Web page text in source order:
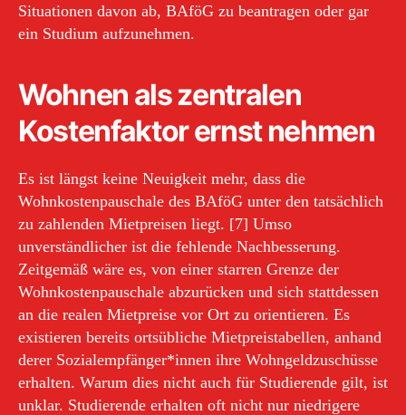
Situationen davon ab, BAföG zu beantragen oder gar
ein Studium aufzunehmen.
Wohnen als zentralen
Kostenfaktor ernst nehmen
Es ist längst keine Neuigkeit mehr, dass die
Wohnkostenpauschale des BAföG unter den tatsächlich
zu zahlenden Mietpreisen liegt. [7] Umso
unverständlicher ist die fehlende Nachbesserung.
Zeitgemäß wäre es, von einer starren Grenze der
Wohnkostenpauschale abzurücken und sich stattdessen
an die realen Mietpreise vor Ort zu orientieren. Es
existieren bereits ortsübliche Mietpreistabellen, anhand
derer Sozialempfänger*innen ihre Wohngeldzuschüsse
erhalten. Warum dies nicht auch für Studierende gilt, ist
unklar. Studierende erhalten oft nicht nur niedrigere